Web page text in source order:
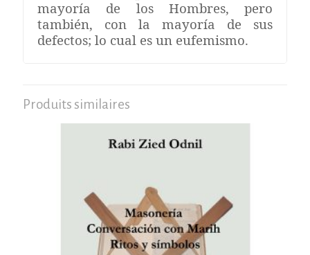
mayoría de los Hombres, pero
también, con la mayoría de sus
defectos; lo cual es un eufemismo.
Produits similaires